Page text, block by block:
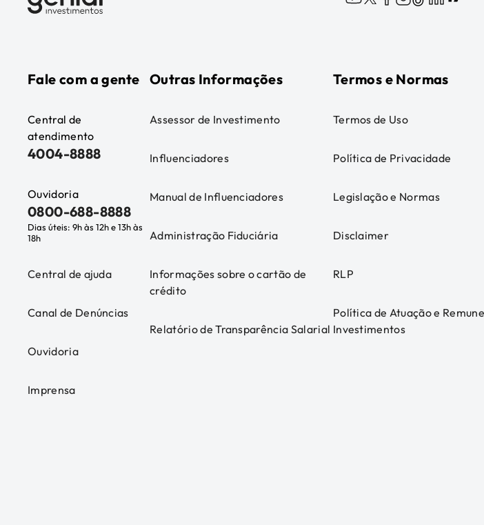
Fale com a gente
Central de
atendimento
4004-8888
Ouvidoria
0800-688-8888
Dias úteis: 9h às 12h e 13h às
18h
Central de ajuda
Canal de Denúncias
Ouvidoria
Imprensa
Outras Informações
Assessor de Investimento
Influenciadores
Manual de Influenciadores
Administração Fiduciária
Informações sobre o cartão de
crédito
Relatório de Transparência Salarial
Termos e Normas
Termos de Uso
Política de Privacidade
Legislação e Normas
Disclaimer
RLP
Política de Atuação e
Investimentos